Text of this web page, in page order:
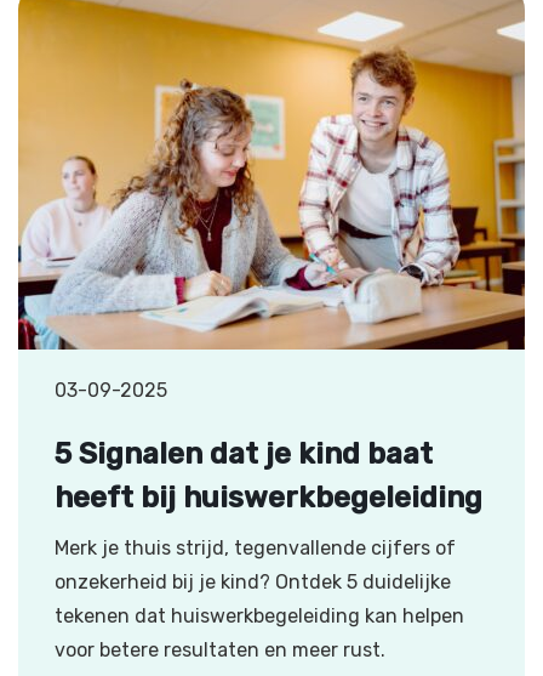
03-09-2025
5 Signalen dat je kind baat
heeft bij huiswerkbegeleiding
Merk je thuis strijd, tegenvallende cijfers of
onzekerheid bij je kind? Ontdek 5 duidelijke
tekenen dat huiswerkbegeleiding kan helpen
voor betere resultaten en meer rust.